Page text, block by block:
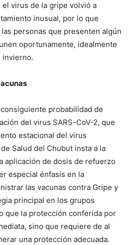
virus de la gripe volvió a
inusual, por lo que
personas que presenten algún
oportunamente, idealmente
invierno.
probabilidad de
del virus SARS-CoV-2, que
estacional del virus
Salud del Chubut insta a la
aplicación de dosis de refuerzo
especial énfasis en la
las vacunas contra Gripe y
principal en los grupos
que la protección conferida por
sino que requiere de al
una protección adecuada.